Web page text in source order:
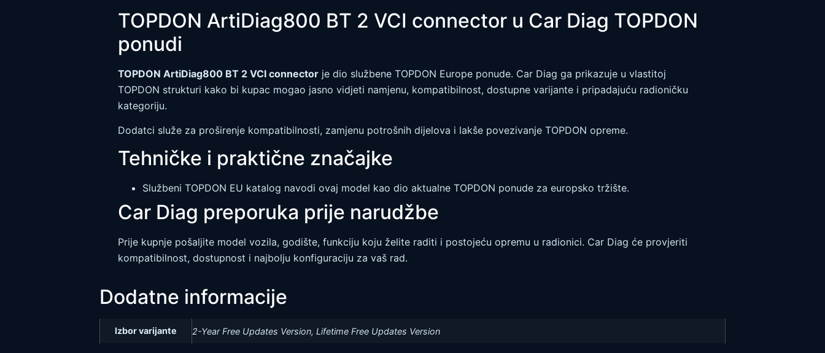
TOPDON ArtiDiag800 BT 2 VCI connector u Car Diag TOPDON
ponudi
TOPDON ArtiDiag800 BT 2 VCI connector je dio službene TOPDON Europe ponude. Car Diag ga prikazuje u vlastitoj
TOPDON strukturi kako bi kupac mogao jasno vidjeti namjenu, kompatibilnost, dostupne varijante i pripadajuću radioničku
kategoriju.
Dodatci služe za proširenje kompatibilnosti, zamjenu potrošnih dijelova i lakše povezivanje TOPDON opreme.
Tehničke i praktične značajke
Službeni TOPDON EU katalog navodi ovaj model kao dio aktualne TOPDON ponude za europsko tržište.
Car Diag preporuka prije narudžbe
Prije kupnje pošaljite model vozila, godište, funkciju koju želite raditi i postojeću opremu u radionici. Car Diag će provjeriti
kompatibilnost, dostupnost i najbolju konfiguraciju za vaš rad.
Dodatne informacije
Izbor varijante 2-Year Free Updates Version, Lifetime Free Updates Version